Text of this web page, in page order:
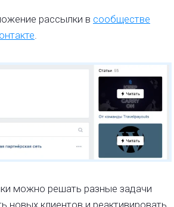
рассылки в сообществе
можно решать разные задачи
новых клиентов и реактивировать